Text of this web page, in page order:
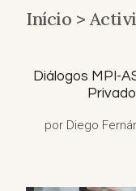
Início >
Diálogos MPI-
por Diego